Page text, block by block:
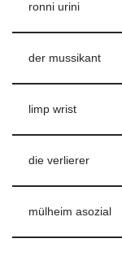
ronni urini
der mussikant
limp wrist
die verlierer
mülheim asozial